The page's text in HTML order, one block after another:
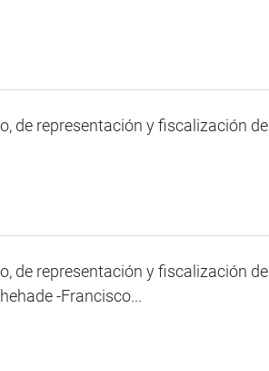
de representación y fiscalización del
de representación y fiscalización del
-Francisco...